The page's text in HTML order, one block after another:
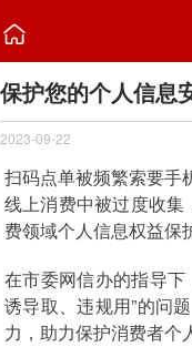

保护您的个人信息
2023-09-22
扫码点单被频繁索要
线上消费中被过度收集
费领域个人信息权益保
在市委网信办的指导下
诱导取、违规用”的问
力，助力保护消费者个